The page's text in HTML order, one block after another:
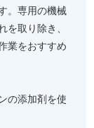
。専用の機械
を取り除き、
業をおすすめ
の添加剤を使